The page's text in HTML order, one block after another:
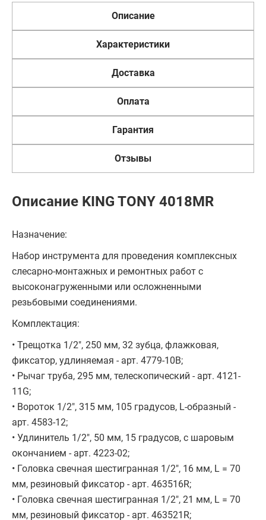
Описание
Характеристики
Доставка
Оплата
Гарантия
Отзывы
Описание KING TONY 4018MR
Назначение:
Набор инструмента для проведения комплексных
слесарно-монтажных и ремонтных работ с
высоконагруженными или осложненными
резьбовыми соединениями.
Комплектация:
• Трещотка 1/2", 250 мм, 32 зубца, флажковая,
фиксатор, удлиняемая - арт. 4779-10B;
• Рычаг труба, 295 мм, телескопический - арт. 4121-
11G;
• Вороток 1/2", 315 мм, 105 градусов, L-образный -
арт. 4583-12;
• Удлинитель 1/2", 50 мм, 15 градусов, с шаровым
окончанием - арт. 4223-02;
• Головка свечная шестигранная 1/2", 16 мм, L = 70
мм, резиновый фиксатор - арт. 463516R;
• Головка свечная шестигранная 1/2", 21 мм, L = 70
мм, резиновый фиксатор - арт. 463521R;